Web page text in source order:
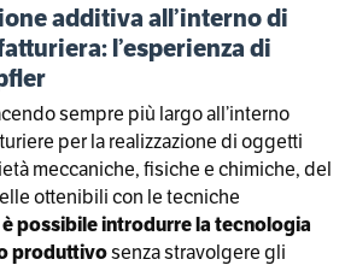
additiva all’interno di
l’esperienza di
sempre più largo all’interno
per la realizzazione di oggetti
meccaniche, fisiche e chimiche, del
ottenibili con le tecniche
possibile introdurre la tecnologia
produttivosenza stravolgere gli